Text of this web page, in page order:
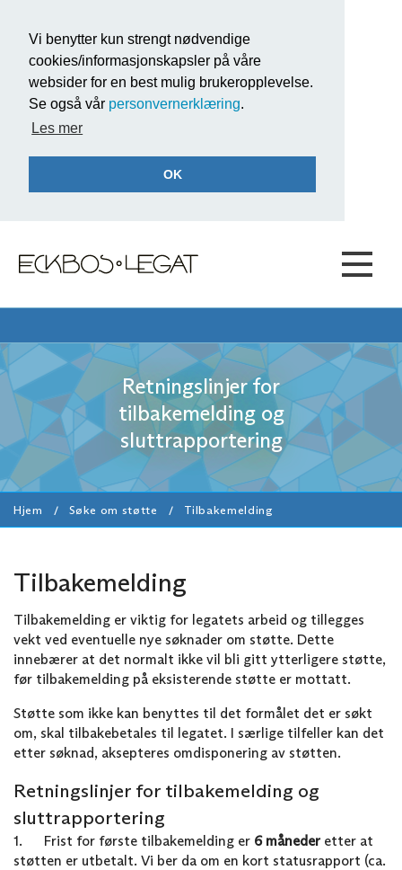
Vi benytter kun strengt nødvendige
cookies/informasjonskapsler på våre
websider for en best mulig brukeropplevelse.
Se også vår personvernerklæring.
Les mer
OK
Retningslinjer for
tilbakemelding og
sluttrapportering
Hjem Søke om støtte Tilbakemelding
Tilbakemelding
Tilbakemelding er viktig for legatets arbeid og tillegges
vekt ved eventuelle nye søknader om støtte. Dette
innebærer at det normalt ikke vil bli gitt ytterligere støtte,
før tilbakemelding på eksisterende støtte er mottatt.
Støtte som ikke kan benyttes til det formålet det er søkt
om, skal tilbakebetales til legatet. I særlige tilfeller kan det
etter søknad, aksepteres omdisponering av støtten.
Retningslinjer for tilbakemelding og
sluttrapportering
1. Frist for første tilbakemelding er 6 måneder etter at
støtten er utbetalt. Vi ber da om en kort statusrapport (ca.